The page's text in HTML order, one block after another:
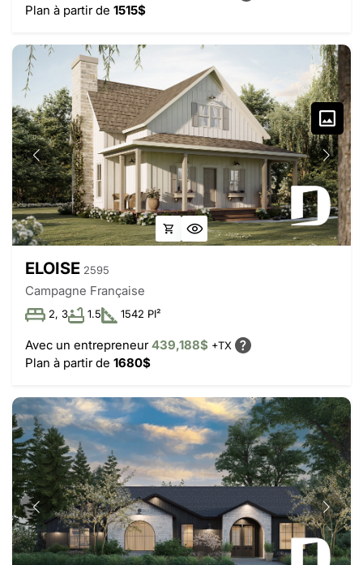
Plan à partir de 1515$
ELOISE 2595
Campagne Française
2, 3 1.5 1542 PI²
Avec un entrepreneur439,188$ +TX
Plan à partir de 1680$